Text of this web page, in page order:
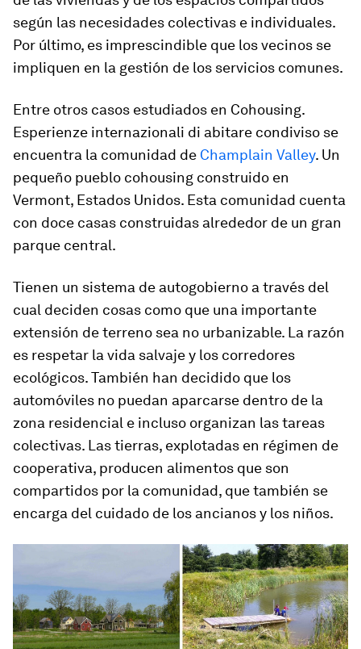
según las necesidades colectivas e individuales.
Por último, es imprescindible que los vecinos se
impliquen en la gestión de los servicios comunes.
Entre otros casos estudiados en Cohousing.
Esperienze internazionali di abitare condiviso se
encuentra la comunidad de Champlain Valley. Un
pequeño pueblo cohousing construido en
Vermont, Estados Unidos. Esta comunidad cuenta
con doce casas construidas alrededor de un gran
parque central.
Tienen un sistema de autogobierno a través del
cual deciden cosas como que una importante
extensión de terreno sea no urbanizable. La razón
es respetar la vida salvaje y los corredores
ecológicos. También han decidido que los
automóviles no puedan aparcarse dentro de la
zona residencial e incluso organizan las tareas
colectivas. Las tierras, explotadas en régimen de
cooperativa, producen alimentos que son
compartidos por la comunidad, que también se
encarga del cuidado de los ancianos y los niños.